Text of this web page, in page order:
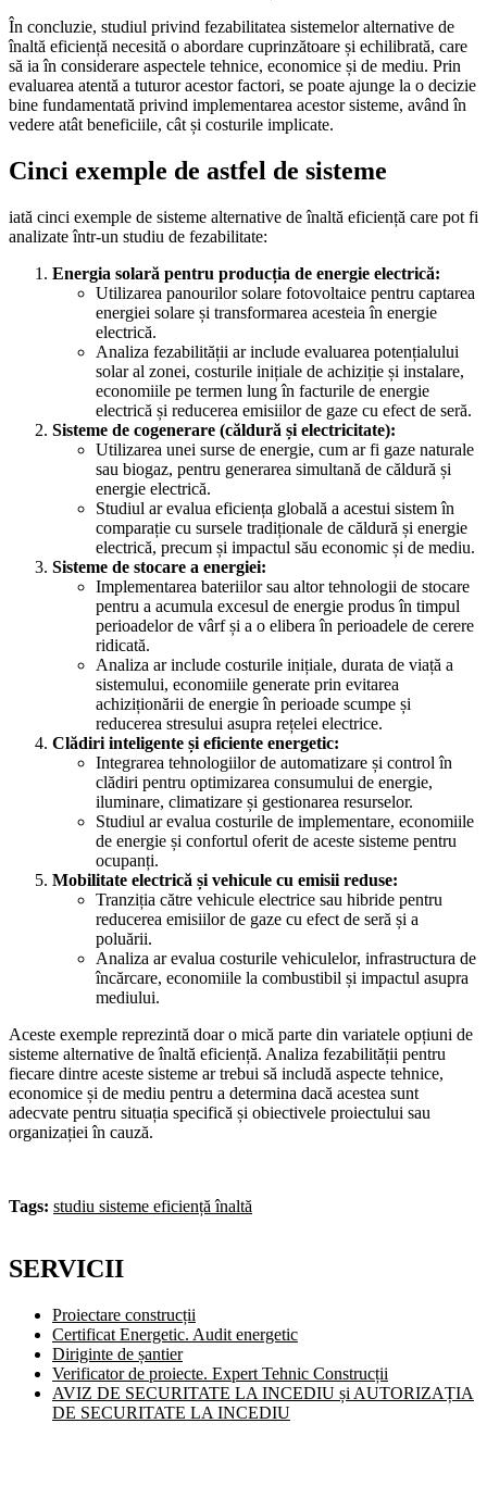
În concluzie, studiul privind fezabilitatea sistemelor alternative de
înaltă eficiență necesită o abordare cuprinzătoare și echilibrată, care
să ia în considerare aspectele tehnice, economice și de mediu. Prin
evaluarea atentă a tuturor acestor factori, se poate ajunge la o decizie
bine fundamentată privind implementarea acestor sisteme, având în
vedere atât beneficiile, cât și costurile implicate.
Cinci exemple de astfel de sisteme
iată cinci exemple de sisteme alternative de înaltă eficiență care pot fi
analizate într-un studiu de fezabilitate:
Energia solară pentru producția de energie electrică:
Utilizarea panourilor solare fotovoltaice pentru captarea
energiei solare și transformarea acesteia în energie
electrică.
Analiza fezabilității ar include evaluarea potențialului
solar al zonei, costurile inițiale de achiziție și instalare,
economiile pe termen lung în facturile de energie
electrică și reducerea emisiilor de gaze cu efect de seră.
Sisteme de cogenerare (căldură și electricitate):
Utilizarea unei surse de energie, cum ar fi gaze naturale
sau biogaz, pentru generarea simultană de căldură și
energie electrică.
Studiul ar evalua eficiența globală a acestui sistem în
comparație cu sursele tradiționale de căldură și energie
electrică, precum și impactul său economic și de mediu.
Sisteme de stocare a energiei:
Implementarea bateriilor sau altor tehnologii de stocare
pentru a acumula excesul de energie produs în timpul
perioadelor de vârf și a o elibera în perioadele de cerere
ridicată.
Analiza ar include costurile inițiale, durata de viață a
sistemului, economiile generate prin evitarea
achiziționării de energie în perioade scumpe și
reducerea stresului asupra rețelei electrice.
Clădiri inteligente și eficiente energetic:
Integrarea tehnologiilor de automatizare și control în
clădiri pentru optimizarea consumului de energie,
iluminare, climatizare și gestionarea resurselor.
Studiul ar evalua costurile de implementare, economiile
de energie și confortul oferit de aceste sisteme pentru
ocupanți.
Mobilitate electrică și vehicule cu emisii reduse:
Tranziția către vehicule electrice sau hibride pentru
reducerea emisiilor de gaze cu efect de seră și a
poluării.
Analiza ar evalua costurile vehiculelor, infrastructura de
încărcare, economiile la combustibil și impactul asupra
mediului.
Aceste exemple reprezintă doar o mică parte din variatele opțiuni de
sisteme alternative de înaltă eficiență. Analiza fezabilității pentru
fiecare dintre aceste sisteme ar trebui să includă aspecte tehnice,
economice și de mediu pentru a determina dacă acestea sunt
adecvate pentru situația specifică și obiectivele proiectului sau
organizației în cauză.
Tags: studiu sisteme eficiență înaltă
SERVICII
Proiectare construcții
Certificat Energetic. Audit energetic
Diriginte de șantier
Verificator de proiecte. Expert Tehnic Construcții
AVIZ DE SECURITATE LA INCEDIU și AUTORIZAȚIA
DE SECURITATE LA INCEDIU